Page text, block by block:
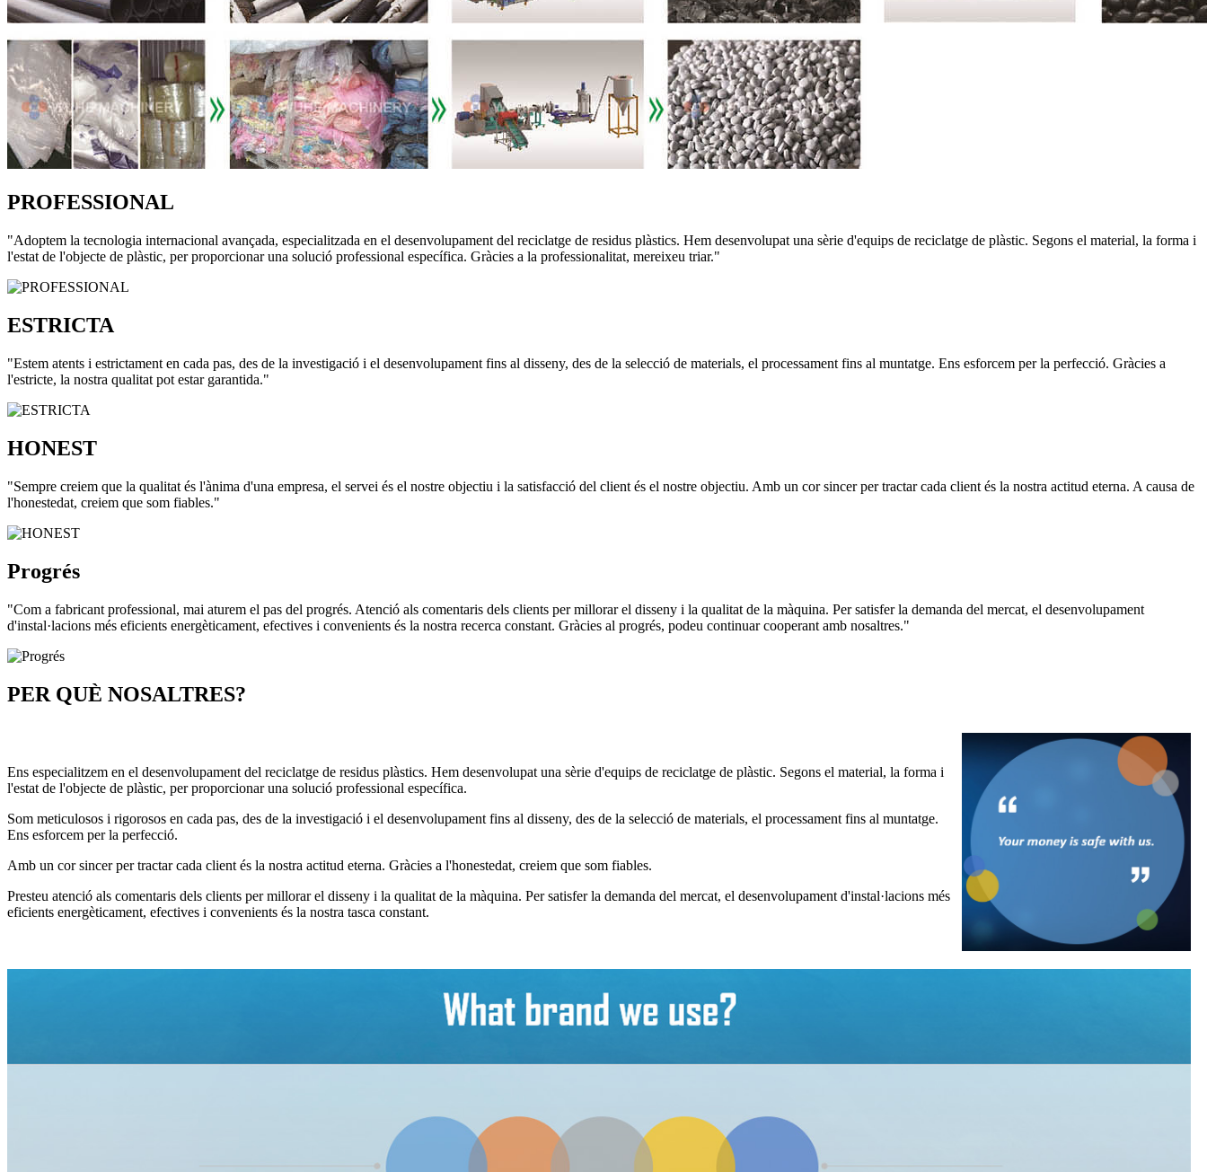
PROFESSIONAL
"Adoptem la tecnologia internacional avançada, especialitzada en el desenvolupament del reciclatge de residus plàstics. Hem desenvolupat una sèrie d'equips de reciclatge de plàstic. Segons el material, la forma i
l'estat de l'objecte de plàstic, per proporcionar una solució professional específica. Gràcies a la professionalitat, mereixeu triar."
ESTRICTA
"Estem atents i estrictament en cada pas, des de la investigació i el desenvolupament fins al disseny, des de la selecció de materials, el processament fins al muntatge. Ens esforcem per la perfecció. Gràcies a
l'estricte, la nostra qualitat pot estar garantida."
HONEST
"Sempre creiem que la qualitat és l'ànima d'una empresa, el servei és el nostre objectiu i la satisfacció del client és el nostre objectiu. Amb un cor sincer per tractar cada client és la nostra actitud eterna. A causa de
l'honestedat, creiem que som fiables."
Progrés
"Com a fabricant professional, mai aturem el pas del progrés. Atenció als comentaris dels clients per millorar el disseny i la qualitat de la màquina. Per satisfer la demanda del mercat, el desenvolupament
d'instal·lacions més eficients energèticament, efectives i convenients és la nostra recerca constant. Gràcies al progrés, podeu continuar cooperant amb nosaltres."
PER QUÈ NOSALTRES?
Ens especialitzem en el desenvolupament del reciclatge de residus plàstics. Hem desenvolupat una sèrie d'equips de reciclatge de plàstic. Segons el material, la forma i
l'estat de l'objecte de plàstic, per proporcionar una solució professional específica.
Som meticulosos i rigorosos en cada pas, des de la investigació i el desenvolupament fins al disseny, des de la selecció de materials, el processament fins al muntatge.
Ens esforcem per la perfecció.
Amb un cor sincer per tractar cada client és la nostra actitud eterna. Gràcies a l'honestedat, creiem que som fiables.
Presteu atenció als comentaris dels clients per millorar el disseny i la qualitat de la màquina. Per satisfer la demanda del mercat, el desenvolupament d'instal·lacions més
eficients energèticament, efectives i convenients és la nostra tasca constant.